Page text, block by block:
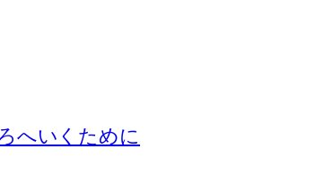
へいくために